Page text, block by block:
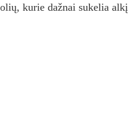
kurie dažnai sukelia